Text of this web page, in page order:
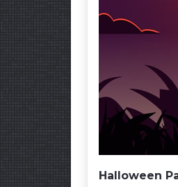
Halloween